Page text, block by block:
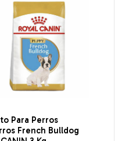
Para Perros
French Bulldog